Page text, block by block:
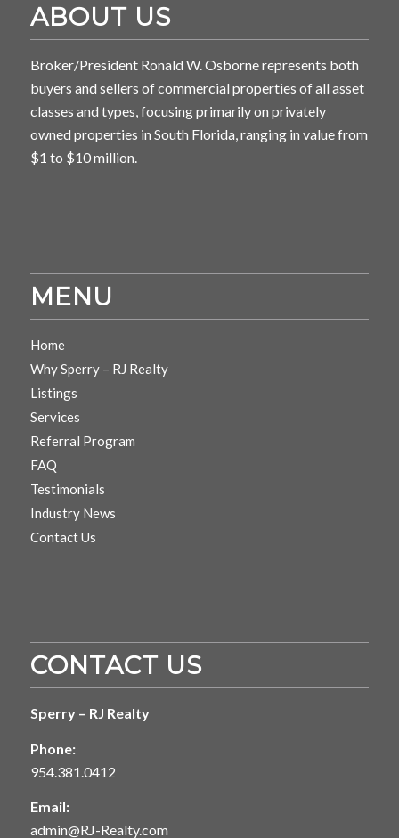
ABOUT US
Broker/President Ronald W. Osborne represents both
buyers and sellers of commercial properties of all asset
classes and types, focusing primarily on privately
owned properties in South Florida, ranging in value from
$1 to $10 million.
MENU
Home
Why Sperry – RJ Realty
Listings
Services
Referral Program
FAQ
Testimonials
Industry News
Contact Us
CONTACT US
Sperry – RJ Realty
Phone:
954.381.0412
Email:
admin@RJ-Realty.com